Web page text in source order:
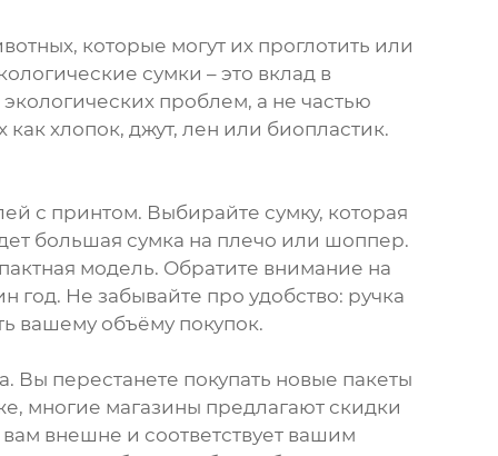
которые могут их проглотить или
сумки – это вклад в
проблем, а не частью
хлопок, джут, лен или биопластик.
с принтом. Выбирайте сумку, которая
большая сумка на плечо или шоппер.
модель. Обратите внимание на
год. Не забывайте про удобство: ручка
вашему объёму покупок.
перестанете покупать новые пакеты
многие магазины предлагают скидки
внешне и соответствует вашим